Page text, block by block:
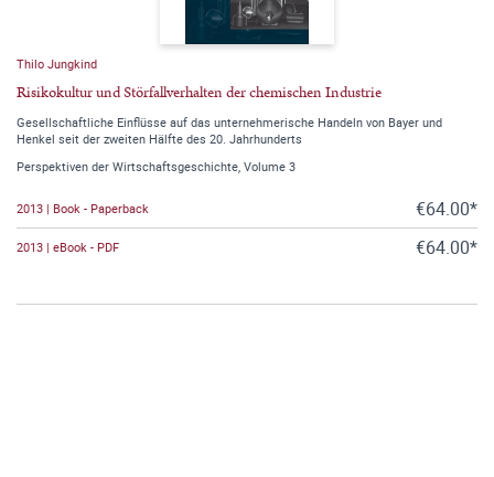
Thilo Jungkind
Risikokultur und Störfallverhalten der chemischen Industrie
Gesellschaftliche Einflüsse auf das unternehmerische Handeln von Bayer und
Henkel seit der zweiten Hälfte des 20. Jahrhunderts
Perspektiven der Wirtschaftsgeschichte, Volume 3
2013 | Book - Paperback €64.00*
2013 | eBook - PDF €64.00*